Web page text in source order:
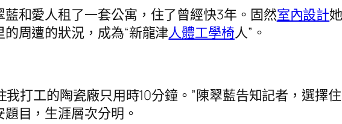
和愛人租了一套公寓，住了曾經快3年。固然室內設計
周遭的狀況，成為“新龍津人體工學椅人”。
工的陶瓷廠只用時10分鐘。”陳翠藍告知記者，選擇
目，生涯層次分明。